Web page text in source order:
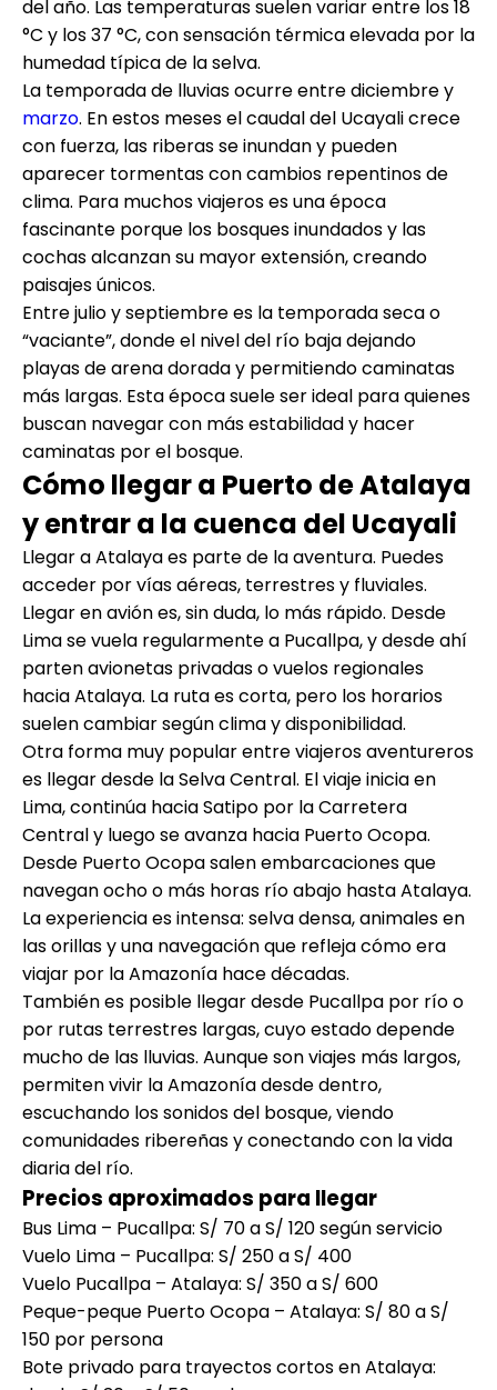
del año. Las temperaturas suelen variar entre los 18
°C y los 37 °C, con sensación térmica elevada por la
humedad típica de la selva.
La temporada de lluvias ocurre entre diciembre y
marzo. En estos meses el caudal del Ucayali crece
con fuerza, las riberas se inundan y pueden
aparecer tormentas con cambios repentinos de
clima. Para muchos viajeros es una época
fascinante porque los bosques inundados y las
cochas alcanzan su mayor extensión, creando
paisajes únicos.
Entre julio y septiembre es la temporada seca o
“vaciante”, donde el nivel del río baja dejando
playas de arena dorada y permitiendo caminatas
más largas. Esta época suele ser ideal para quienes
buscan navegar con más estabilidad y hacer
caminatas por el bosque.
Cómo llegar a Puerto de Atalaya
y entrar a la cuenca del Ucayali
Llegar a Atalaya es parte de la aventura. Puedes
acceder por vías aéreas, terrestres y fluviales.
Llegar en avión es, sin duda, lo más rápido. Desde
Lima se vuela regularmente a Pucallpa, y desde ahí
parten avionetas privadas o vuelos regionales
hacia Atalaya. La ruta es corta, pero los horarios
suelen cambiar según clima y disponibilidad.
Otra forma muy popular entre viajeros aventureros
es llegar desde la Selva Central. El viaje inicia en
Lima, continúa hacia Satipo por la Carretera
Central y luego se avanza hacia Puerto Ocopa.
Desde Puerto Ocopa salen embarcaciones que
navegan ocho o más horas río abajo hasta Atalaya.
La experiencia es intensa: selva densa, animales en
las orillas y una navegación que refleja cómo era
viajar por la Amazonía hace décadas.
También es posible llegar desde Pucallpa por río o
por rutas terrestres largas, cuyo estado depende
mucho de las lluvias. Aunque son viajes más largos,
permiten vivir la Amazonía desde dentro,
escuchando los sonidos del bosque, viendo
comunidades ribereñas y conectando con la vida
diaria del río.
Precios aproximados para llegar
Bus Lima – Pucallpa: S/ 70 a S/ 120 según servicio
Vuelo Lima – Pucallpa: S/ 250 a S/ 400
Vuelo Pucallpa – Atalaya: S/ 350 a S/ 600
Peque-peque Puerto Ocopa – Atalaya: S/ 80 a S/
150 por persona
Bote privado para trayectos cortos en Atalaya: